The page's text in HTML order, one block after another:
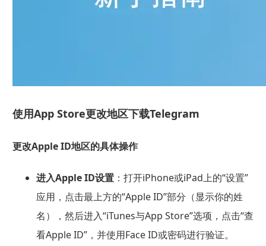
使用App Store更改地区下载Telegram
更改Apple ID地区的具体操作
进入Apple ID设置：打开iPhone或iPad上的“设置”
应用，点击最上方的“Apple ID”部分（显示你的姓
名），然后进入“iTunes与App Store”选项，点击“查
看Apple ID”，并使用Face ID或密码进行验证。